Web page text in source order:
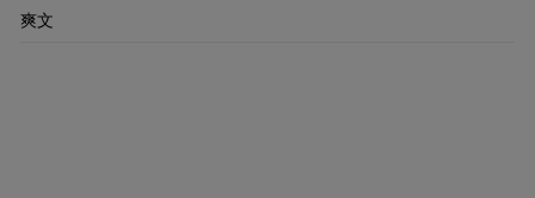
爽文